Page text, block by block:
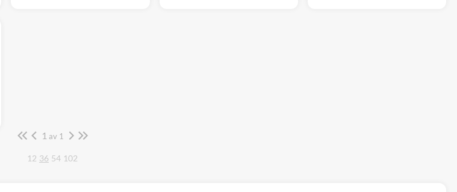
Side
1 av 1
12 36 54 102